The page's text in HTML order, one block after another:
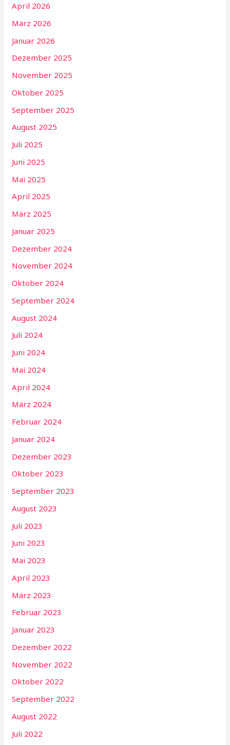
April 2026
März 2026
Januar 2026
Dezember 2025
November 2025
Oktober 2025
September 2025
August 2025
Juli 2025
Juni 2025
Mai 2025
April 2025
März 2025
Januar 2025
Dezember 2024
November 2024
Oktober 2024
September 2024
August 2024
Juli 2024
Juni 2024
Mai 2024
April 2024
März 2024
Februar 2024
Januar 2024
Dezember 2023
Oktober 2023
September 2023
August 2023
Juli 2023
Juni 2023
Mai 2023
April 2023
März 2023
Februar 2023
Januar 2023
Dezember 2022
November 2022
Oktober 2022
September 2022
August 2022
Juli 2022